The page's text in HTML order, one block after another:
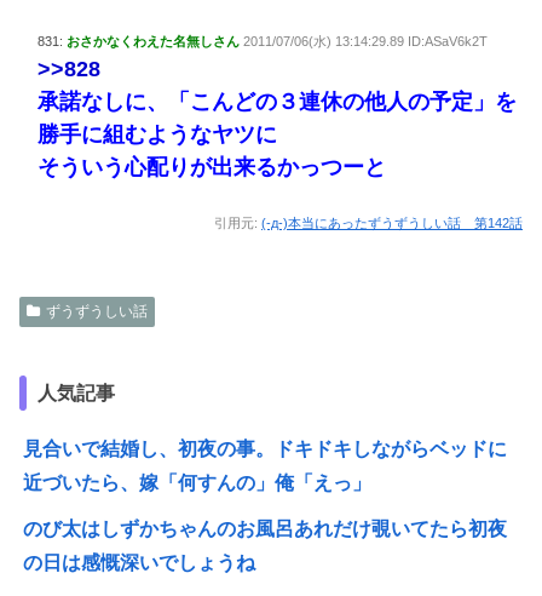
831: おさかなくわえた名無しさん 2011/07/06(水) 13:14:29.89 ID:ASaV6k2T
>>828
承諾なしに、「こんどの３連休の他人の予定」を
勝手に組むようなヤツに
そういう心配りが出来るかっつーと
引用元: (-д-)本当にあったずうずうしい話 第142話
ずうずうしい話
人気記事
見合いで結婚し、初夜の事。ドキドキしながらベッドに
近づいたら、嫁「何すんの」俺「えっ」
のび太はしずかちゃんのお風呂あれだけ覗いてたら初夜
の日は感慨深いでしょうね